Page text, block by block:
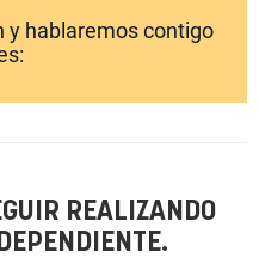
y hablaremos contigo
REALIZANDO